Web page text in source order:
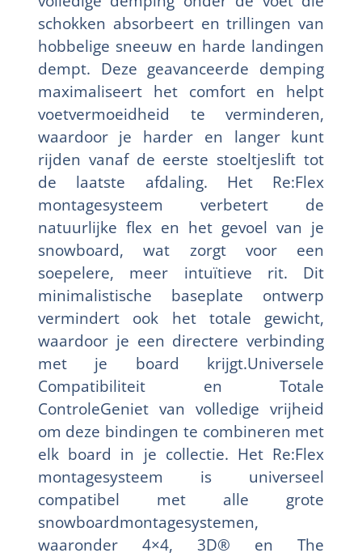
schokken absorbeert en trillingen van
hobbelige sneeuw en harde landingen
dempt. Deze geavanceerde demping
maximaliseert het comfort en helpt
voetvermoeidheid te verminderen,
waardoor je harder en langer kunt
rijden vanaf de eerste stoeltjeslift tot
de laatste afdaling. Het Re:Flex
montagesysteem verbetert de
natuurlijke flex en het gevoel van je
snowboard, wat zorgt voor een
soepelere, meer intuïtieve rit. Dit
minimalistische baseplate ontwerp
vermindert ook het totale gewicht,
waardoor je een directere verbinding
met je board krijgt.Universele
Compatibiliteit en Totale
ControleGeniet van volledige vrijheid
om deze bindingen te combineren met
elk board in je collectie. Het Re:Flex
montagesysteem is universeel
compatibel met alle grote
snowboardmontagesystemen,
waaronder 4×4, 3D® en The